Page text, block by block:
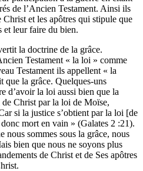
de l’Ancien Testament. Ainsi ils
Christ et les apôtres qui stipule que
et leur faire du bien.
la doctrine de la grâce.
Testament « la loi » comme
Testament ils appellent « la
que la grâce. Quelques-uns
d’avoir la loi aussi bien que la
Christ par la loi de Moïse,
si la justice s’obtient par la loi [de
mort en vain » (Galates 2 :21).
nous sommes sous la grâce, nous
bien que nous ne soyons plus
de Christ et de Ses apôtres